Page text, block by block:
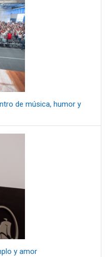
de música, humor y
y amor